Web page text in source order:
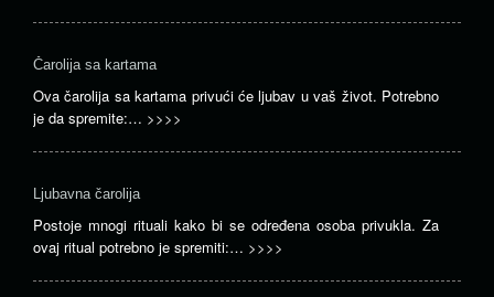
Čarolija sa kartama
Ova čarolija sa kartama privući će ljubav u vaš život. Potrebno
je da spremite:… >>>>
Ljubavna čarolija
Postoje mnogi rituali kako bi se određena osoba privukla. Za
ovaj ritual potrebno je spremiti:… >>>>